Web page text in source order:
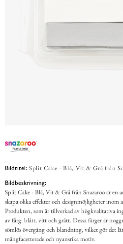
Bildtitel: Split Cake - Blå, Vit & Grå från
Bildbeskrivning:
Split Cake - Blå, Vit & Grå från Snazaroo är en
skapa olika effekter och designmöjligheter inom
Produkten, som är tillverkad av högkvalitativa
av färg: blått, vitt och grått. Dessa färger är
sömlös övergång och blandning, vilket gör det
mångfacetterade och nyansrika motiv.